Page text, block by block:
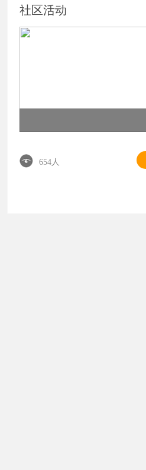
社区活动
654人